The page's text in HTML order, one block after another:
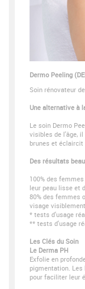
Dermo Peeling
Soin rénovateur
Une alternative à
Le soin Dermo
visibles de l'âge,
brunes et éclaircit
Des résultats
100% des
leur peau lisse et
80% des femmes
visage
* tests d'usage
** tests d'usage
Les Clés du Soin
Le Derma PH
Exfolie en
pigmentation.
pour faciliter leur